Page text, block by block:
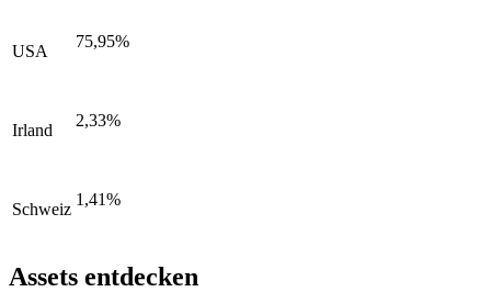
USA
75,95%
Irland
2,33%
Schweiz
1,41%
Assets entdecken